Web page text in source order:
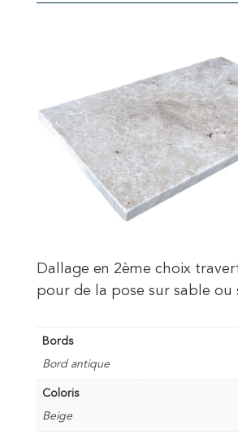
Dallage en 2ème choix
pour de la pose sur sable ou
Bords
Bord antique
Coloris
Beige